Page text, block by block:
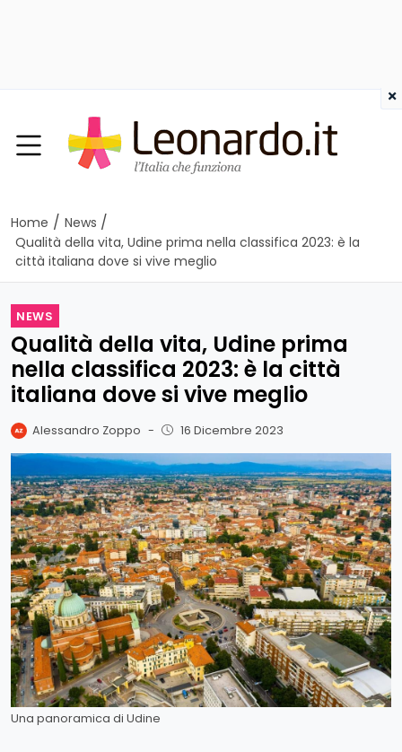
Home / News /
Qualità della vita, Udine prima nella classifica 2023: è la
città italiana dove si vive meglio
NEWS
Qualità della vita, Udine prima
nella classifica 2023: è la città
italiana dove si vive meglio
Alessandro Zoppo - 16 Dicembre 2023
Una panoramica di Udine
×